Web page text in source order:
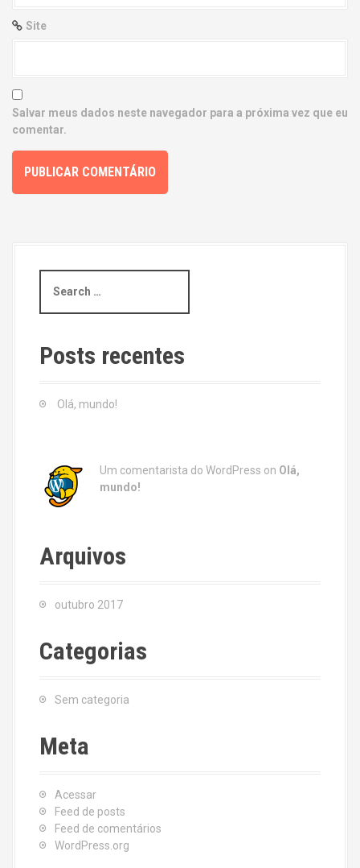
Site
Salvar meus dados neste navegador para a próxima vez que eu
comentar.
a
c
h
Posts recentes
Olá, mundo!
Um comentarista do WordPress on Olá,
mundo!
Arquivos
outubro 2017
Categorias
Sem categoria
Meta
Acessar
Feed de posts
Feed de comentários
WordPress.org